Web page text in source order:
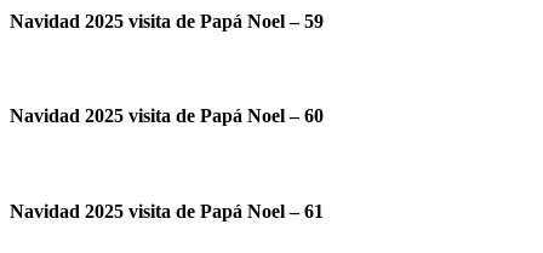
Navidad 2025 visita de Papá Noel – 59
Navidad 2025 visita de Papá Noel – 60
Navidad 2025 visita de Papá Noel – 61